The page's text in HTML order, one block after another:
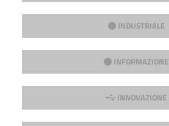
INDUSTRIALE
INFORMAZIONE
INNOVAZIONE